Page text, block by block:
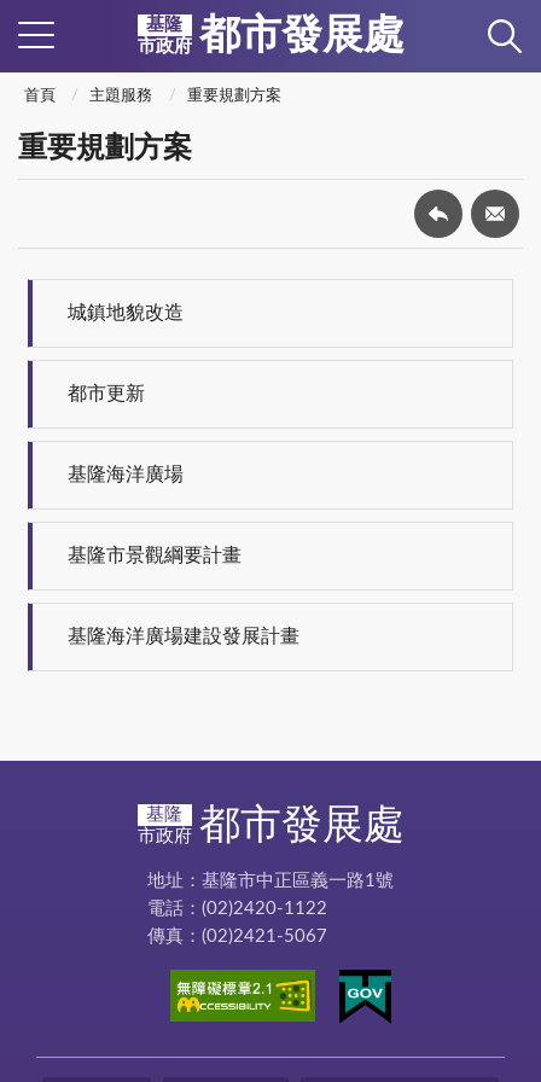
基隆
市政府 都市發展處
首頁 主題服務 重要規劃方案
重要規劃方案
城鎮地貌改造
都市更新
基隆海洋廣場
基隆市景觀綱要計畫
基隆海洋廣場建設發展計畫
基隆
市政府 都市發展處
地址：基隆市中正區義一路1號
電話：(02)2420-1122
傳真：(02)2421-5067